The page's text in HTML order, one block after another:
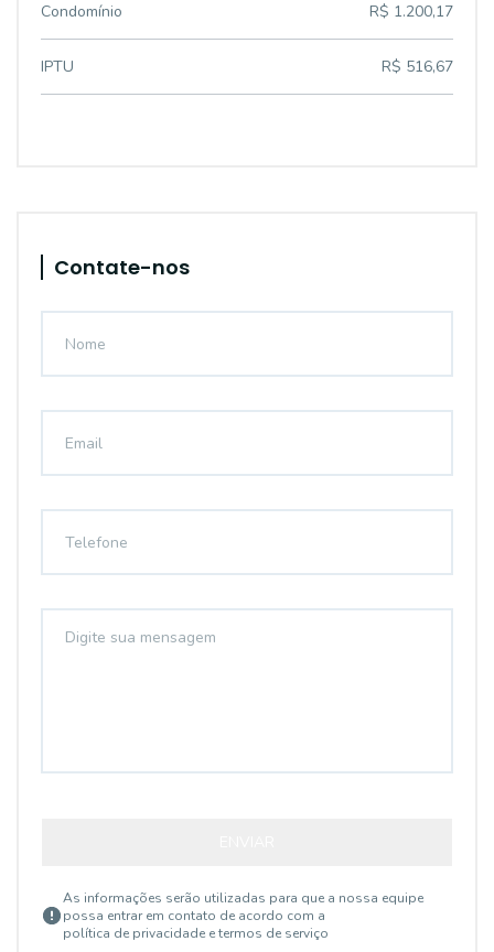
Condomínio R$ 1.200,17
IPTU R$ 516,67
Contate-nos
As informações serão utilizadas para que a nossa equipe
possa entrar em contato de acordo com a
política de privacidade e termos de serviço